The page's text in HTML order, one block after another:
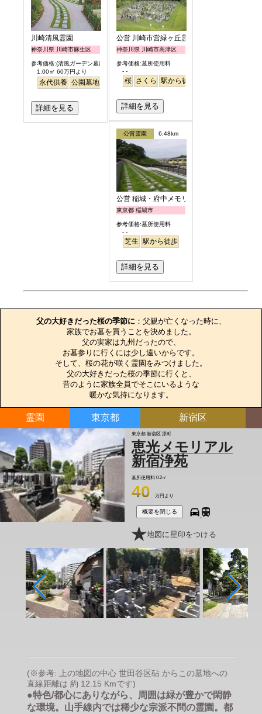
川崎清風霊園
神奈川県 川崎市麻生区
参考価格:(清風ガーデン墓所)
1.00㎡ 60万円より
永代供養 公園墓地 駅から徒歩
詳細を見る
公営 川崎市営緑ヶ丘霊園
神奈川県 川崎市高津区
参考価格:墓所使用料
- -
桜 さくら 駅から徒歩
詳細を見る
公営霊園 6.48km
公営 稲城・府中メモリアルパーク
東京都 稲城市
参考価格:墓所使用料
- -
芝生 駅から徒歩
詳細を見る
父の大好きだった桜の季節に：父親が亡くなった時に、
家族でお墓を買うことを決めました。
父の実家は九州だったので、
お墓参りに行くには少し遠いからです。
そして、桜の花が咲く霊園をみつけました。
父の大好きだった桜の季節に行くと、
昔のように家族全員でそこにいるような
暖かな気持になります。
霊園 東京都 新宿区
東京都 新宿区 原町
恵光メモリアル
新宿浄苑
墓所使用料 0.2㎡
40 万円より
概要を閉じる
地図に星印をつける
(※参考: 上の地図の中心 世田谷区砧 からこの墓地への
直線距離は 約 12.15 Kmです)
●特色/都心にありながら、周囲は緑が豊かで閑静
な環境。山手線内では稀少な宗派不問の霊園。都